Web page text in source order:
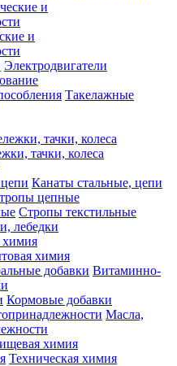
и
Электродвигатели
Такелажные
тачки, колеса
Канаты стальные, цепи
цепные
Стропы текстильные
лебедки
химия
Витаминно-
Кормовые добавки
Масла,
химия
Техническая химия